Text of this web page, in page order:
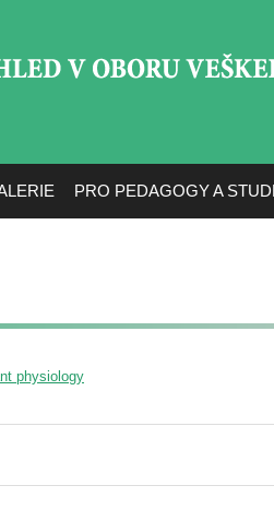
PRO PEDAGOGY A
physiology